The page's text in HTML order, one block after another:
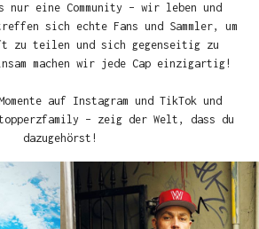
nur eine Community – wir leben und
sich echte Fans und Sammler, um
zu teilen und sich gegenseitig zu
machen wir jede Cap einzigartig!
auf Instagram und TikTok und
– zeig der Welt, dass du
dazugehörst!